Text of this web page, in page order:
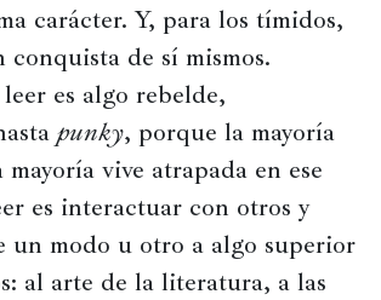
carácter. Y, para los tímidos,
conquista de sí mismos.
es algo rebelde,
punky, porque la mayoría
vive atrapada en ese
es interactuar con otros y
un modo u otro a algo superior
al arte de la literatura, a las